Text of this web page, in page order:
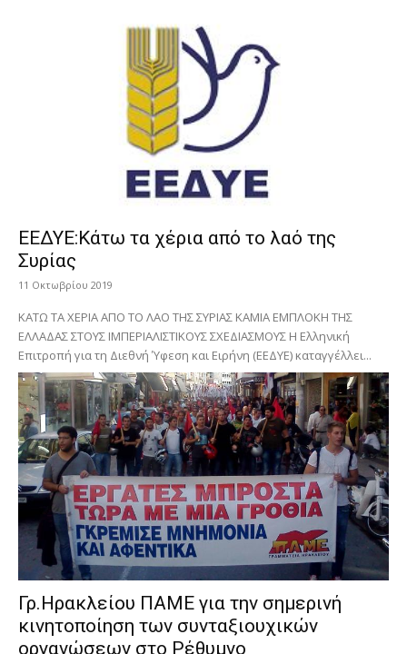
ΕΕΔΥΕ:Κάτω τα χέρια από το λαό της
Συρίας
11 Οκτωβρίου 2019
ΚΑΤΩ ΤΑ ΧΕΡΙΑ ΑΠΟ ΤΟ ΛΑΟ ΤΗΣ ΣΥΡΙΑΣ ΚΑΜΙΑ ΕΜΠΛΟΚΗ ΤΗΣ
ΕΛΛΑΔΑΣ ΣΤΟΥΣ ΙΜΠΕΡΙΑΛΙΣΤΙΚΟΥΣ ΣΧΕΔΙΑΣΜΟΥΣ Η Ελληνική
Επιτροπή για τη Διεθνή Ύφεση και Ειρήνη (ΕΕΔΥΕ) καταγγέλλει...
Γρ.Ηρακλείου ΠΑΜΕ για την σημερινή
κινητοποίηση των συνταξιουχικών
οργανώσεων στο Ρέθυμνο